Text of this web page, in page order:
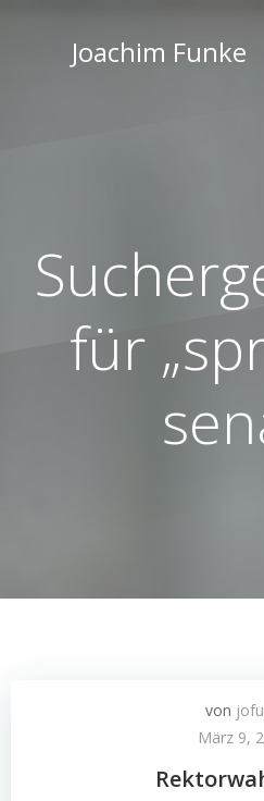
Joachim Funke
für
von
März 9,